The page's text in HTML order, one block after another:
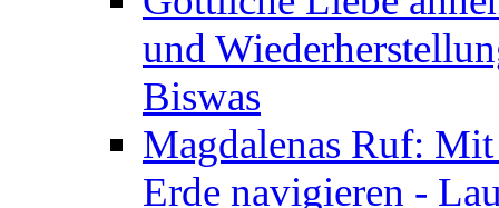
und
Biswas
Magdalenas Ruf:
Erde navigieren -